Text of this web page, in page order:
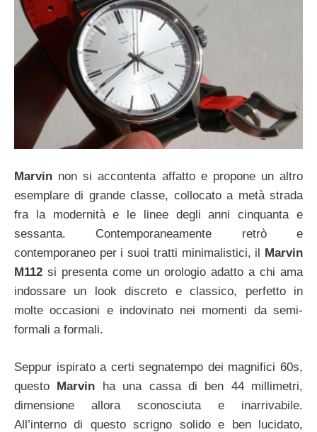
Marvin non si accontenta affatto e propone un altro
esemplare di grande classe, collocato a metà strada
fra la modernità e le linee degli anni cinquanta e
sessanta. Contemporaneamente retrò e
contemporaneo per i suoi tratti minimalistici, il Marvin
M112 si presenta come un orologio adatto a chi ama
indossare un look discreto e classico, perfetto in
molte occasioni e indovinato nei momenti da semi-
formali a formali.
Seppur ispirato a certi segnatempo dei magnifici 60s,
questo Marvin ha una cassa di ben 44 millimetri,
dimensione allora sconosciuta e inarrivabile.
All’interno di questo scrigno solido e ben lucidato,